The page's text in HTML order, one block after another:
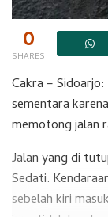
0
SHARES
Cakra –
sementara
memotong jalan
Jalan yang di
Sedati.
sebelah kiri